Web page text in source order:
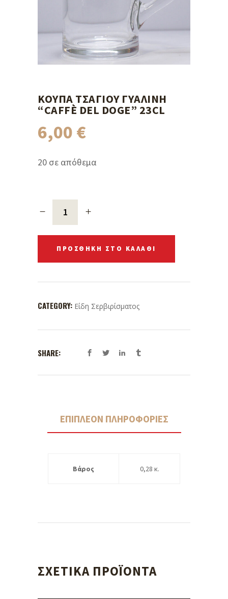
ΚΟΎΠΑ ΤΣΑΓΙΟΎ ΓΥΆΛΙΝΗ
“CAFFÈ DEL DOGE” 23CL
6,00 €
20 σε απόθεμα
ΠΡΟΣΘΉΚΗ ΣΤΟ ΚΑΛΆΘΙ
CATEGORY: Είδη Σερβιρίσματος
SHARE:
ΕΠΙΠΛΈΟΝ ΠΛΗΡΟΦΟΡΊΕΣ
Βάρος 0,28 κ.
ΣΧΕΤΙΚΆ ΠΡΟΪΌΝΤΑ